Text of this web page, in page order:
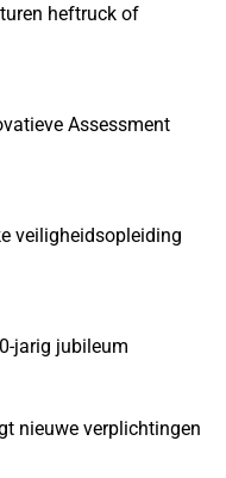
heftruck of
Assessment
veiligheidsopleiding
jarig jubileum
nieuwe verplichtingen